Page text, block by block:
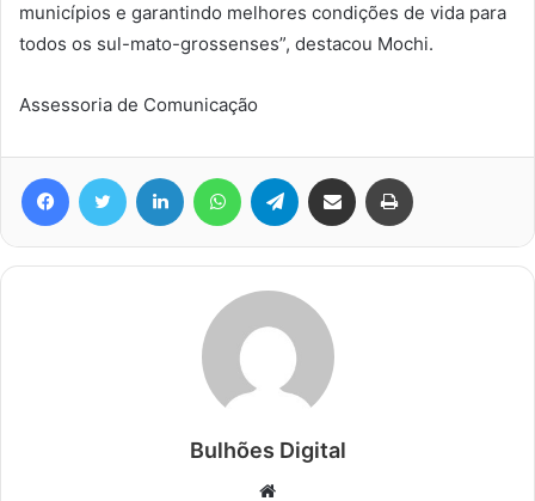
municípios e garantindo melhores condições de vida para
todos os sul-mato-grossenses”, destacou Mochi.
Assessoria de Comunicação
FacebookTwitter Linkedin WhatsAppTelegram Compartilhar via e-mail
Bulhões Digital
Website